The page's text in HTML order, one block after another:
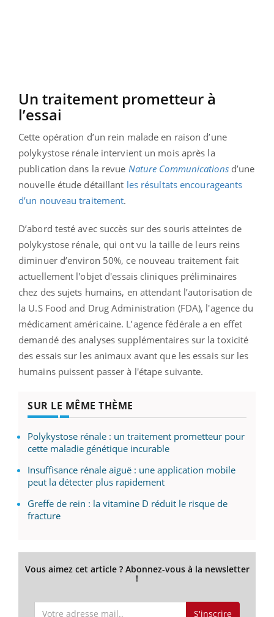
Un traitement prometteur à
l’essai
Cette opération d’un rein malade en raison d’une
polykystose rénale intervient un mois après la
publication dans la revue Nature Communicationsd’une
nouvelle étude détaillant les résultats encourageants
d’un nouveau traitement.
D’abord testé avec succès sur des souris atteintes de
polykystose rénale, qui ont vu la taille de leurs reins
diminuer d’environ 50%, ce nouveau traitement fait
actuellement l'objet d'essais cliniques préliminaires
chez des sujets humains, en attendant l’autorisation de
la U.S Food and Drug Administration (FDA), l'agence du
médicament américaine. L’agence fédérale a en effet
demandé des analyses supplémentaires sur la toxicité
des essais sur les animaux avant que les essais sur les
humains puissent passer à l'étape suivante.
SUR LE MÊME THÈME
Polykystose rénale : un traitement prometteur pour
cette maladie génétique incurable
Insuffisance rénale aiguë : une application mobile
peut la détecter plus rapidement
Greffe de rein : la vitamine D réduit le risque de
fracture
Vous aimez cet article ? Abonnez-vous à la newsletter
!
S'inscrire